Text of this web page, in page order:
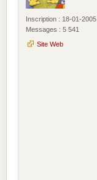
Inscription : 18-01-2005
Messages : 5 541
Site Web